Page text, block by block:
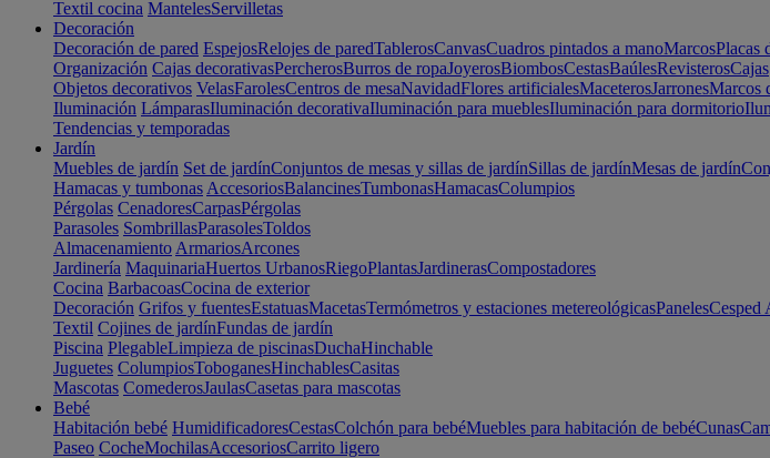
Textil cocina MantelesServilletas
Decoración
Decoración de pared EspejosRelojes de paredTablerosCanvasCuadros pintados a manoMarcosPlacas
Organización Cajas decorativasPercherosBurros de ropaJoyerosBiombosCestasBaúlesRevisterosCajas
Objetos decorativos VelasFarolesCentros de mesaNavidadFlores artificialesMaceterosJarronesMarcos
Iluminación LámparasIluminación decorativaIluminación para mueblesIluminación para dormitorio
Tendencias y temporadas
Jardín
Muebles de jardín Set de jardínConjuntos de mesas y sillas de jardínSillas de jardínMesas de jardín
Hamacas y tumbonas AccesoriosBalancinesTumbonasHamacasColumpios
Pérgolas CenadoresCarpasPérgolas
Parasoles SombrillasParasolesToldos
Almacenamiento ArmariosArcones
Jardinería MaquinariaHuertos UrbanosRiegoPlantasJardinerasCompostadores
Cocina BarbacoasCocina de exterior
Decoración Grifos y fuentesEstatuasMacetasTermómetros y estaciones metereológicasPanelesCesped
Textil Cojines de jardínFundas de jardín
Piscina PlegableLimpieza de piscinasDuchaHinchable
Juguetes ColumpiosToboganesHinchablesCasitas
Mascotas ComederosJaulasCasetas para mascotas
Bebé
Habitación bebé HumidificadoresCestasColchón para bebéMuebles para habitación de bebéCunas
Paseo CocheMochilasAccesoriosCarrito ligero